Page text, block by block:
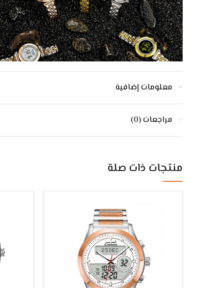
إطــار وسـوار استيـل فاخـر مقـاوم للـصدأ ذهـبي وفضي لمّــاع
اواقــات الأذان لمعـظـم مدن العـالم مع إمكانية إضافة مدينة
منبــه لكـل صلاة كلاً على حده يتغيـر تلـقائيا حسب وقـت الأذان
عرض التقويـم الهجري والميلادي في الساعة مع أيـام الأسبوع
منبــه يومي منتـظــم، يمكن ضـبطـه ليرن في أيــام العمـل فقرـط
اختيـار لغـة البرمجـة في السـاعة اللغة (العربيـة أو الإنجليزية)
خاصية تفعيل قراءة القران الـكريم (حفظ رقم الآيــة والسـورة)
معرفـة عمر القمر باليوم والسـاعة، اضاءة كاملة للساعة
إمكانية اختيار الوقت الصيفي (للاحتمالات التي تستخدم هذا
معلومات إضافية
مراجعات (0)
منتجات ذات صلة